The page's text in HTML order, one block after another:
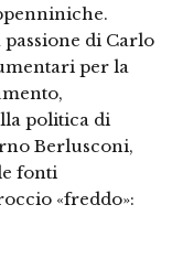
di Carlo
per la
politica di
Berlusconi,
fonti
«freddo»: